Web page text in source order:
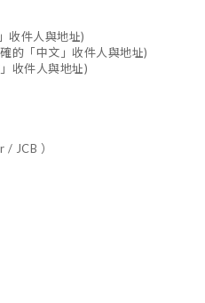
收件人與地址)
的「中文」收件人與地址)
收件人與地址)
JCB ）